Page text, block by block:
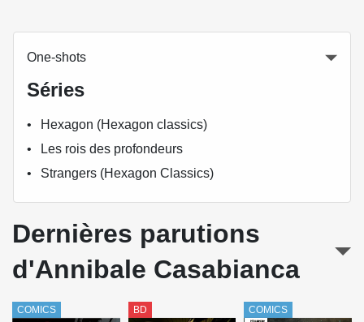
One-shots
Séries
Hexagon (Hexagon classics)
Les rois des profondeurs
Strangers (Hexagon Classics)
Dernières parutions
d'Annibale Casabianca
COMICS BD COMICS